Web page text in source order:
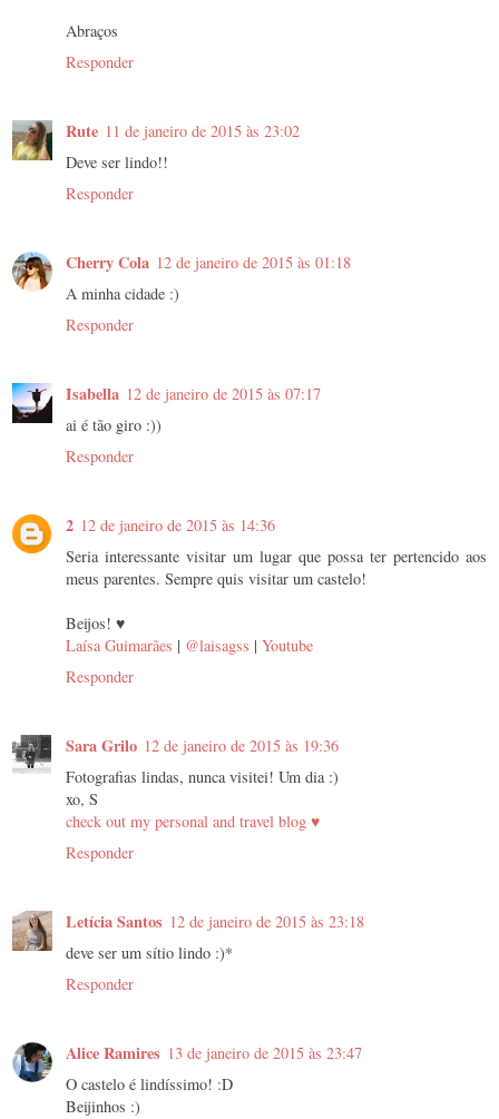
Abraços
Responder
Rute 11 de janeiro de 2015 às 23:02
Deve ser lindo!!
Responder
Cherry Cola 12 de janeiro de 2015 às 01:18
A minha cidade :)
Responder
Isabella 12 de janeiro de 2015 às 07:17
ai é tão giro :))
Responder
2 12 de janeiro de 2015 às 14:36
Seria interessante visitar um lugar que possa ter pertencido aos
meus parentes. Sempre quis visitar um castelo!
Beijos! ♥
Laísa Guimarães | @laisagss | Youtube
Responder
Sara Grilo 12 de janeiro de 2015 às 19:36
Fotografias lindas, nunca visitei! Um dia :)
xo, S
check out my personal and travel blog ♥
Responder
Letícia Santos 12 de janeiro de 2015 às 23:18
deve ser um sítio lindo :)*
Responder
Alice Ramires 13 de janeiro de 2015 às 23:47
O castelo é lindíssimo! :D
Beijinhos :)